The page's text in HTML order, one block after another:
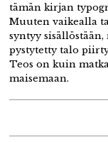
tämän kirjan
Muuten vaikealla
syntyy
pystytetty talo
Teos on kuin
maisemaan.